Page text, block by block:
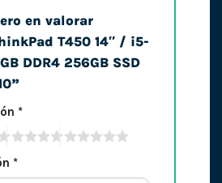
en valorar
T450 14″ / i5-
DDR4 256GB SSD
*
*